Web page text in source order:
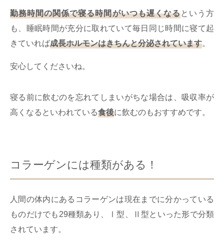
勤務時間の関係で寝る時間がいつも遅くなるという方
も、睡眠時間が充分に取れていて毎日同じ時間に寝て起
きていれば成長ホルモンはきちんと分泌されています。
安心してくださいね。
寝る前に飲むのを忘れてしまいがちな場合は、吸収率が
高くなるといわれている食後に飲むのもおすすめです。
コラーゲンには種類がある！
人間の体内にあるコラーゲンは現在までに分かっている
ものだけでも29種類あり、Ⅰ型、Ⅱ型といった形で分類
されています。